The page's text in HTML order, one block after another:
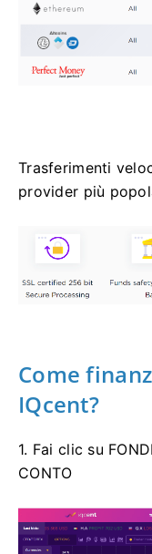
Trasferimenti
provider più
Come
IQcent?
1. Fai clic su
CONTO